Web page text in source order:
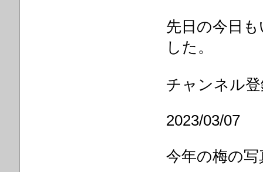
先日の今日
した。
チャンネル
2023/03/07
今年の梅の